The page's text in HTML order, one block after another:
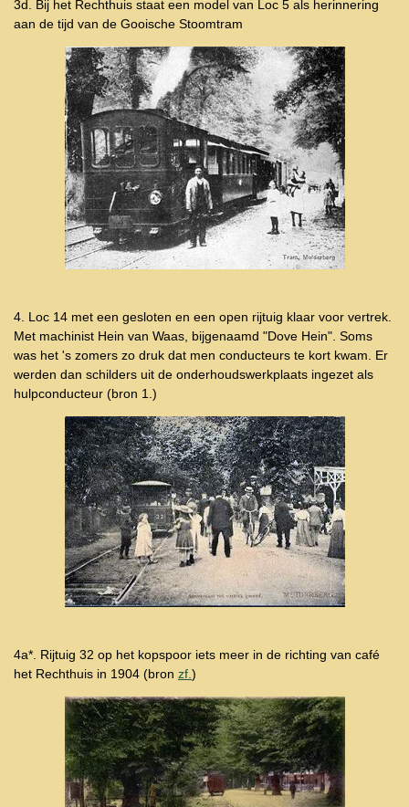
3d. Bij het Rechthuis staat een model van Loc 5 als herinnering
aan de tijd van de Gooische Stoomtram
4. Loc 14 met een gesloten en een open rijtuig klaar voor vertrek.
Met machinist Hein van Waas, bijgenaamd "Dove Hein". Soms
was het 's zomers zo druk dat men conducteurs te kort kwam. Er
werden dan schilders uit de onderhoudswerkplaats ingezet als
hulpconducteur (bron 1.)
4a*. Rijtuig 32 op het kopspoor iets meer in de richting van café
het Rechthuis in 1904 (bron zf. )